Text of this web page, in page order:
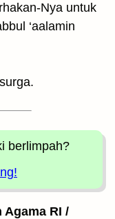
Nya untuk
‘aalamin
berlimpah?
RI /